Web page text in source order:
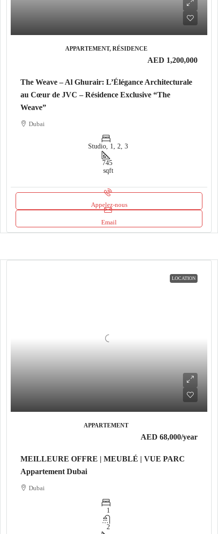
APPARTEMENT, RÉSIDENCE
AED 1,200,000
The Weave – Al Ghurair: L’Élégance Architecturale
au Cœur de JVC – Résidence Exclusive “The
Weave”
Dubai
Studio, 1, 2, 3
745
sqft
Appelez-nous
Email
LOCATION
APPARTEMENT
AED 68,000/year
MEILLEURE OFFRE | MEUBLÉ | VUE PARC
Appartement Dubai
Dubai
1
2